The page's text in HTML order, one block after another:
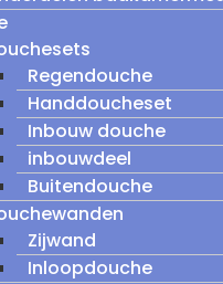
Regendouche
Handdoucheset
Inbouw douche
inbouwdeel
Buitendouche
Zijwand
Inloopdouche